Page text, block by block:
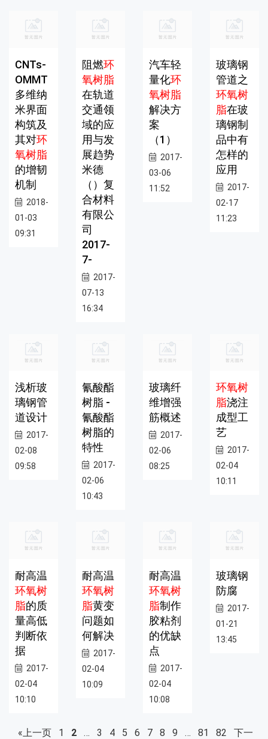
CNTs-
OMMT
多维纳
米界面
构筑及
其对环
氧树脂
的增韧
机制
2018-
01-03
09:31
阻燃环
氧树脂
在轨道
交通领
域的应
用与发
展趋势
米德
（）复
合材料
有限公
司
2017-
7-
2017-
07-13
16:34
汽车轻
量化环
氧树脂
解决方
案
（1）
2017-
03-06
11:52
玻璃钢
管道之
环氧树
脂在玻
璃钢制
品中有
怎样的
应用
2017-
02-17
11:23
浅析玻
璃钢管
道设计
2017-
02-08
09:58
氰酸酯
树脂 -
氰酸酯
树脂的
特性
2017-
02-06
10:43
玻璃纤
维增强
筋概述
2017-
02-06
08:25
环氧树
脂浇注
成型工
艺
2017-
02-04
10:11
耐高温
环氧树
脂的质
量高低
判断依
据
2017-
02-04
10:10
耐高温
环氧树
脂黄变
问题如
何解决
2017-
02-04
10:09
耐高温
环氧树
脂制作
胶粘剂
的优缺
点
2017-
02-04
10:08
玻璃钢
防腐
2017-
01-21
13:45
«上一页 1 2 … 3 4 5 6 7 8 9 … 81 82
下一